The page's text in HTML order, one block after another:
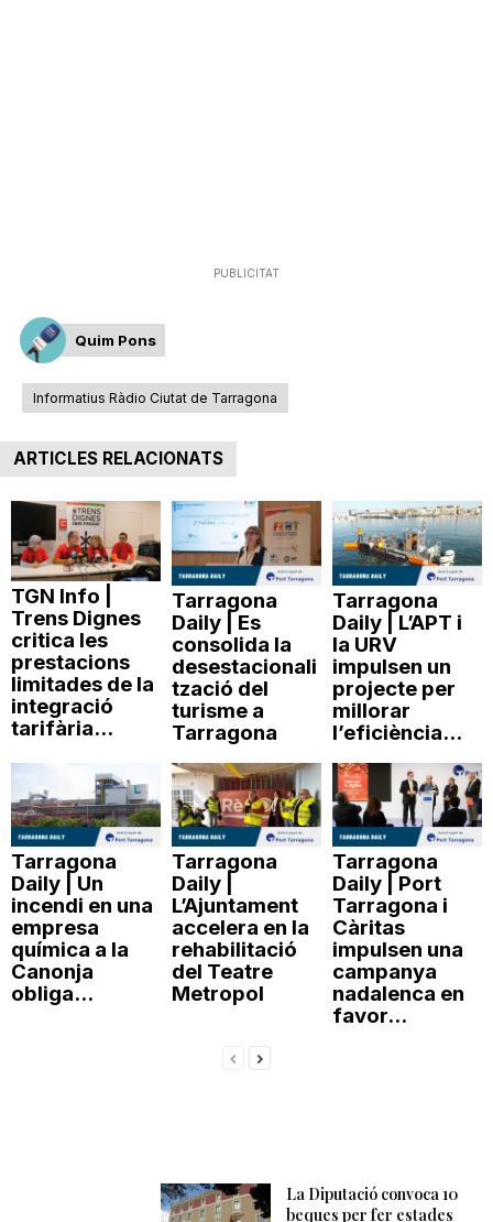
PUBLICITAT
Quim Pons
Informatius Ràdio Ciutat de Tarragona
ARTICLES RELACIONATS
TGN Info |
Trens Dignes
critica les
prestacions
limitades de la
integració
tarifària...
Tarragona
Daily | Es
consolida la
desestacionali
tzació del
turisme a
Tarragona
Tarragona
Daily | L’APT i
la URV
impulsen un
projecte per
millorar
l’eficiència...
Tarragona
Daily | Un
incendi en una
empresa
química a la
Canonja
obliga...
Tarragona
Daily |
L’Ajuntament
accelera en la
rehabilitació
del Teatre
Metropol
Tarragona
Daily | Port
Tarragona i
Càritas
impulsen una
campanya
nadalenca en
favor...